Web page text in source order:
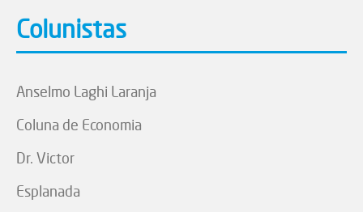
Colunistas
Anselmo Laghi Laranja
Coluna de Economia
Dr. Victor
Esplanada